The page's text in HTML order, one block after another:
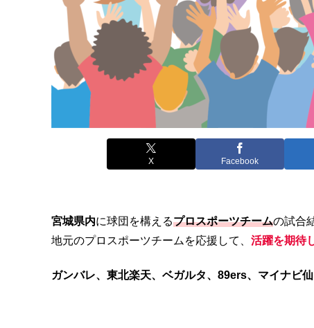
X Facebook
宮城県内に球団を構えるプロスポーツチームの試合
地元のプロスポーツチームを応援して、 活躍を期待
ガンバレ、東北楽天、ベガルタ、89ers、マイナビ